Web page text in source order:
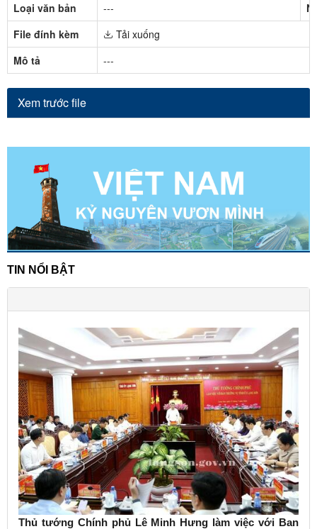
Loại văn bản
---
File đính kèm
Tải xuống
Mô tả
---
Xem trước file
TIN NỔI BẬT
Thủ tướng Chính phủ Lê Minh Hưng làm việc với Ban